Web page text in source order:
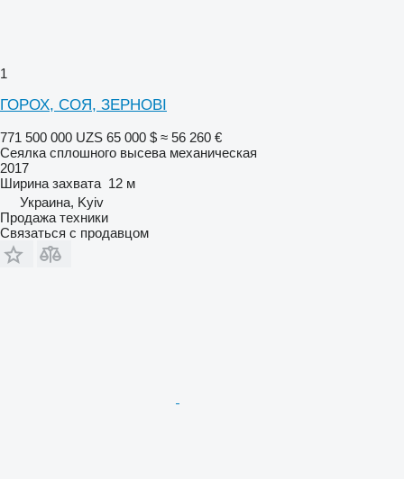
1
ГОРОХ, СОЯ, ЗЕРНОВІ
771 500 000 UZS 65 000 $ ≈ 56 260 €
Сеялка сплошного высева механическая
2017
Ширина захвата 12 м
Украина, Kyiv
Продажа техники
Связаться с продавцом